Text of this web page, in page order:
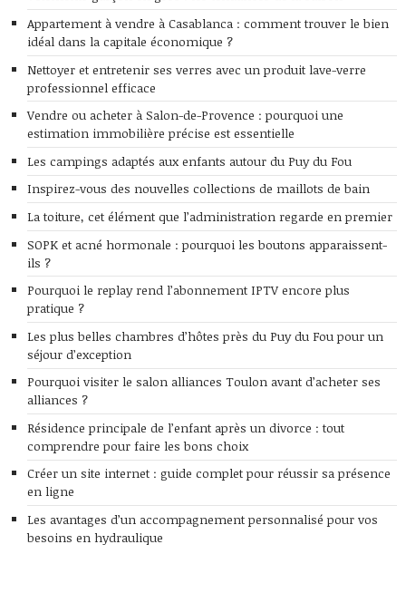
Appartement à vendre à Casablanca : comment trouver le bien
idéal dans la capitale économique ?
Nettoyer et entretenir ses verres avec un produit lave-verre
professionnel efficace
Vendre ou acheter à Salon-de-Provence : pourquoi une
estimation immobilière précise est essentielle
Les campings adaptés aux enfants autour du Puy du Fou
Inspirez-vous des nouvelles collections de maillots de bain
La toiture, cet élément que l’administration regarde en premier
SOPK et acné hormonale : pourquoi les boutons apparaissent-
ils ?
Pourquoi le replay rend l’abonnement IPTV encore plus
pratique ?
Les plus belles chambres d’hôtes près du Puy du Fou pour un
séjour d’exception
Pourquoi visiter le salon alliances Toulon avant d’acheter ses
alliances ?
Résidence principale de l’enfant après un divorce : tout
comprendre pour faire les bons choix
Créer un site internet : guide complet pour réussir sa présence
en ligne
Les avantages d’un accompagnement personnalisé pour vos
besoins en hydraulique